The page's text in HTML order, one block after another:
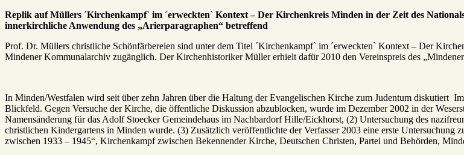
Replik auf Müllers ´Kirchenkampf` im ´erweckten` Kontext – Der Kirchenkreis Minden in der Zeit des
innerkirchliche Anwendung des „Arierparagraphen“ betreffend
Prof. Dr. Müllers christliche Schönfärbereien sind unter dem Titel ´Kirchenkampf` im ´erweckten` Kontext – Der
Mindener Kommunalarchiv zugänglich. Der Kirchenhistoriker Müller erhielt dafür 2010 den Vereinspreis des
In Minden/Westfalen wird seit über zehn Jahren über die Haltung der Evangelischen Kirche zum Judentum diskutiert
Blickfeld. Gegen Versuche der Kirche, die öffentliche Diskussion abzublocken, wurde im Dezember 2002 in der
Namensänderung für das Adolf Stoecker Gemeindehaus im Nachbardorf Hille/Eickhorst, (2) Untersuchung des
christlichen Kindergartens in Minden wurde. (3) Zusätzlich veröffentlichte der Verfasser 2003 eine erste
zwischen 1933 – 1945“, Kirchenkampf zwischen Bekennender Kirche, Deutschen Christen, Partei und Behörden,